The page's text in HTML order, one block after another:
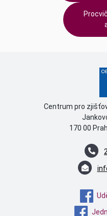
Centrum pro
170 00